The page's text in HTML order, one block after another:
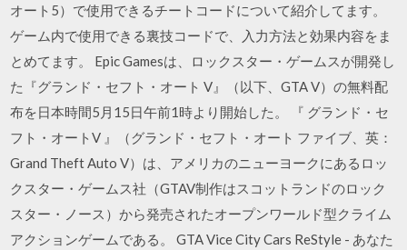
オート5）で使用できるチートコードについて紹介してます。
ゲーム内で使用できる裏技コードで、入力方法と効果内容をま
とめてます。 Epic Gamesは、ロックスター・ゲームスが開発し
た『グランド・セフト・オート V』（以下、GTA V）の無料配
布を日本時間5月15日午前1時より開始した。 『 グランド・セ
フト・オートV 』（グランド・セフト・オート ファイブ、英：
Grand Theft Auto V）は、アメリカのニューヨークにあるロッ
クスター・ゲームス社（GTAV制作はスコットランドのロック
スター・ノース）から発売されたオープンワールド型クライム
アクションゲームである。 GTA Vice City Cars ReStyle - あなた